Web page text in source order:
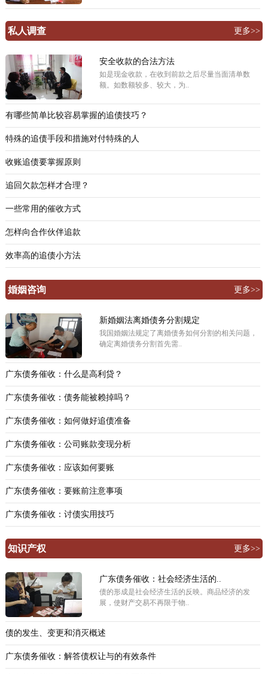
私人调查 更多>>
安全收款的合法方法
如是现金收款，在收到前款之后尽量当面清单数
额。如数额较多、较大，为..
有哪些简单比较容易掌握的追债技巧？
特殊的追债手段和措施对付特殊的人
收账追债要掌握原则
追回欠款怎样才合理？
一些常用的催收方式
怎样向合作伙伴追款
效率高的追债小方法
婚姻咨询 更多>>
新婚姻法离婚债务分割规定
我国婚姻法规定了离婚债务如何分割的相关问题，
确定离婚债务分割首先需..
广东债务催收：什么是高利贷？
广东债务催收：债务能被赖掉吗？
广东债务催收：如何做好追债准备
广东债务催收：公司账款变现分析
广东债务催收：应该如何要账
广东债务催收：要账前注意事项
广东债务催收：讨债实用技巧
知识产权 更多>>
广东债务催收：社会经济生活的..
债的形成是社会经济生活的反映。商品经济的发
展，使财产交易不再限于物..
债的发生、变更和消灭概述
广东债务催收：解答债权让与的有效条件